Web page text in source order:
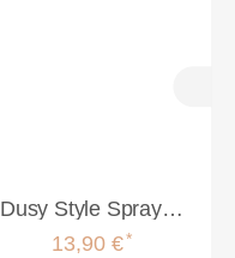
Dusy Style Spraywax 300ml
13,90 €*